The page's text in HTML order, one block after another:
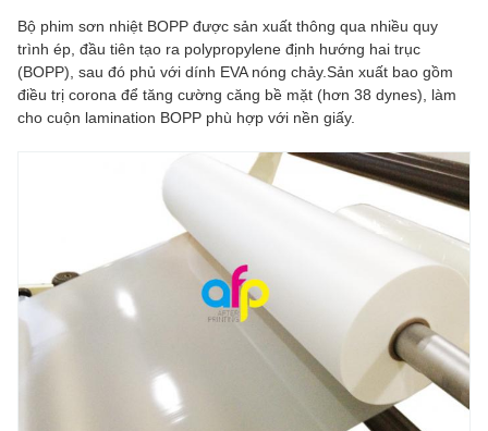
Bộ phim sơn nhiệt BOPP được sản xuất thông qua nhiều quy
trình ép, đầu tiên tạo ra polypropylene định hướng hai trục
(BOPP), sau đó phủ với dính EVA nóng chảy.Sản xuất bao gồm
điều trị corona để tăng cường căng bề mặt (hơn 38 dynes), làm
cho cuộn lamination BOPP phù hợp với nền giấy.